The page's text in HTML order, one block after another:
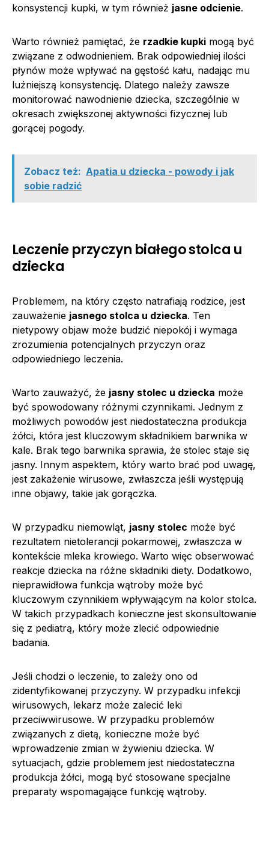
konsystencji kupki, w tym również jasne odcienie.
Warto również pamiętać, że rzadkie kupki mogą być
związane z odwodnieniem. Brak odpowiedniej ilości
płynów może wpływać na gęstość kału, nadając mu
luźniejszą konsystencję. Dlatego należy zawsze
monitorować nawodnienie dziecka, szczególnie w
okresach zwiększonej aktywności fizycznej lub
gorącej pogody.
Zobacz też: Apatia u dziecka - powody i jak
sobie radzić
Leczenie przyczyn białego stolca u
dziecka
Problemem, na który często natrafiają rodzice, jest
zauważenie jasnego stolca u dziecka. Ten
nietypowy objaw może budzić niepokój i wymaga
zrozumienia potencjalnych przyczyn oraz
odpowiedniego leczenia.
Warto zauważyć, że jasny stolec u dziecka może
być spowodowany różnymi czynnikami. Jednym z
możliwych powodów jest niedostateczna produkcja
żółci, która jest kluczowym składnikiem barwnika w
kale. Brak tego barwnika sprawia, że stolec staje się
jasny. Innym aspektem, który warto brać pod uwagę,
jest zakażenie wirusowe, zwłaszcza jeśli występują
inne objawy, takie jak gorączka.
W przypadku niemowląt, jasny stolec może być
rezultatem nietolerancji pokarmowej, zwłaszcza w
kontekście mleka krowiego. Warto więc obserwować
reakcje dziecka na różne składniki diety. Dodatkowo,
nieprawidłowa funkcja wątroby może być
kluczowym czynnikiem wpływającym na kolor stolca.
W takich przypadkach konieczne jest skonsultowanie
się z pediatrą, który może zlecić odpowiednie
badania.
Jeśli chodzi o leczenie, to zależy ono od
zidentyfikowanej przyczyny. W przypadku infekcji
wirusowych, lekarz może zalecić leki
przeciwwirusowe. W przypadku problemów
związanych z dietą, konieczne może być
wprowadzenie zmian w żywieniu dziecka. W
sytuacjach, gdzie problemem jest niedostateczna
produkcja żółci, mogą być stosowane specjalne
preparaty wspomagające funkcję wątroby.